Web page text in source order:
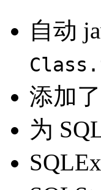
自动
添加
为